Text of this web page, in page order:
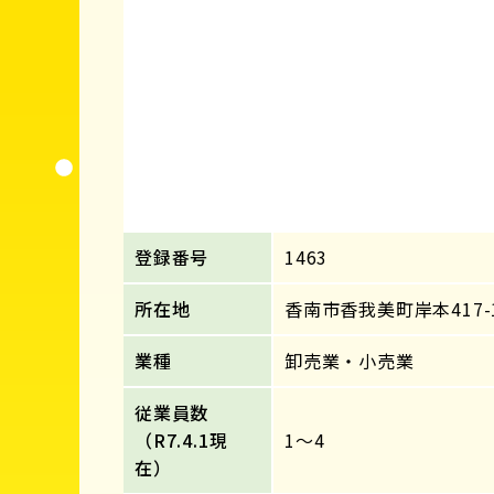
登録番号
1463
所在地
香南市香我美町岸本
業種
卸売業・小売業
従業員数
（R7.4.1現
在）
1～4